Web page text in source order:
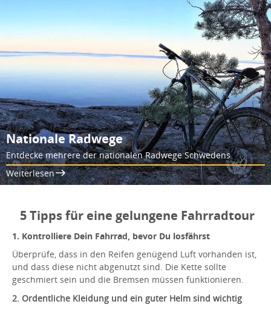
Nationale Radwege
Entdecke mehrere der nationalen Radwege Schwedens
Weiterlesen
5 Tipps für eine gelungene Fahrradtour
1. Kontrolliere Dein Fahrrad, bevor Du losfährst
Überprüfe, dass in den Reifen genügend Luft vorhanden ist,
und dass diese nicht abgenutzt sind. Die Kette sollte
geschmiert sein und die Bremsen müssen funktionieren.
2. Ordentliche Kleidung und ein guter Helm sind wichtig